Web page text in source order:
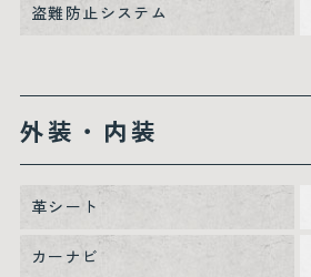
盗難防止システム
外装・内装
革シート
カーナビ